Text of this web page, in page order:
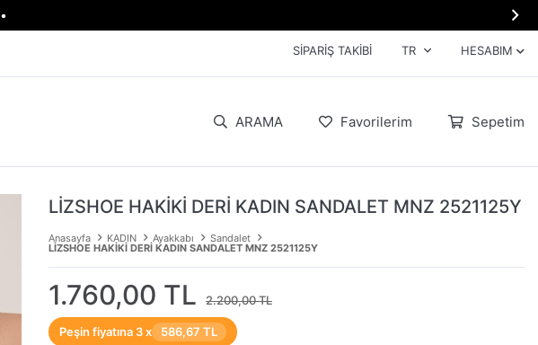
• 
SIPARIŞ TAKIBI TR HESABIM
ARAMA Favorilerim Sepetim
LİZSHOE HAKİKİ DERİ KADIN SANDALET MNZ 2521125Y
Anasayfa KADIN Ayakkabı Sandalet
LİZSHOE HAKİKİ DERİ KADIN SANDALET MNZ 2521125Y
1.760,00 TL 2.200,00 TL
Peşin fiyatına 3 x 586,67 TL